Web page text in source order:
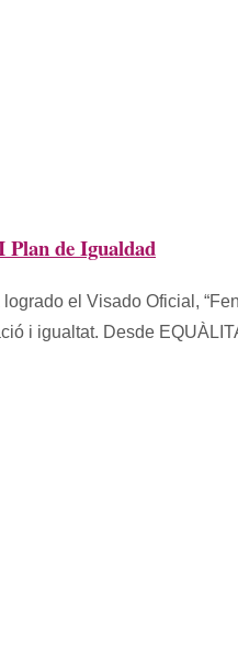
de Igualdad
el Visado Oficial,
i igualtat. Desde